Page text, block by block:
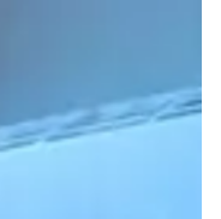
producten en
afhankelijk van
informatie over de